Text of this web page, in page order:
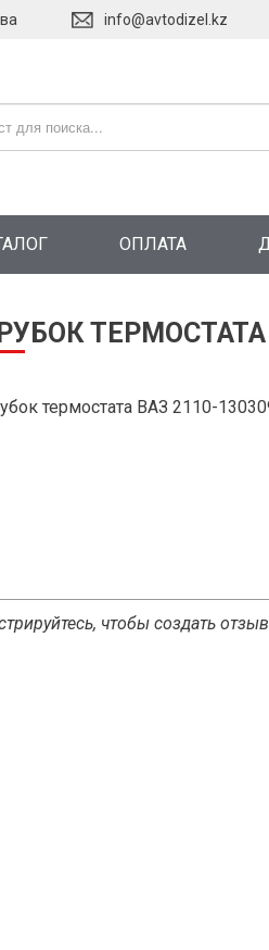
info@avtodizel.kz
ОПЛАТА
ТЕРМОСТАТА
чтобы создать